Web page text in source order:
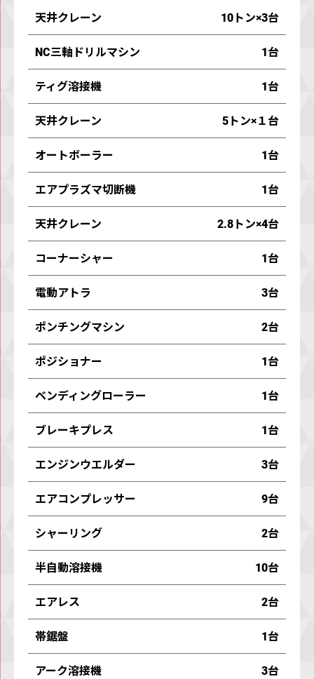
天井クレーン 10トン×3台
NC三軸ドリルマシン 1台
ティグ溶接機 1台
天井クレーン 5トン×１台
オートボーラー 1台
エアプラズマ切断機 1台
天井クレーン 2.8トン×4台
コーナーシャー 1台
電動アトラ 3台
ポンチングマシン 2台
ポジショナー 1台
ベンディングローラー 1台
ブレーキプレス 1台
エンジンウエルダー 3台
エアコンプレッサー 9台
シャーリング 2台
半⾃動溶接機 10台
エアレス 2台
帯鋸盤 1台
アーク溶接機 3台